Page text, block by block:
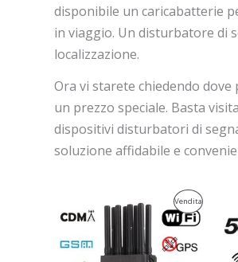
disponibile un caricabatterie
in viaggio. Un disturbatore di
localizzazione.
Ora vi starete chiedendo
un prezzo speciale. Basta
dispositivi disturbatori di
soluzione affidabile e
VenditaProdotto
prezzo
originale
$599.00.
prezzo
attuale
è:
$219.99.